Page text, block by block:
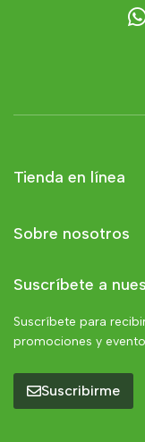
Tienda en línea
Sobre nosotros
Suscríbete a
Suscríbete para
promociones y
Suscribirme